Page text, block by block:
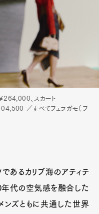
264,000、スカート
／すべてフェラガモ（フ
であるカリブ海のアティテ
年代の空気感を融合した
ンズともに共通した世界